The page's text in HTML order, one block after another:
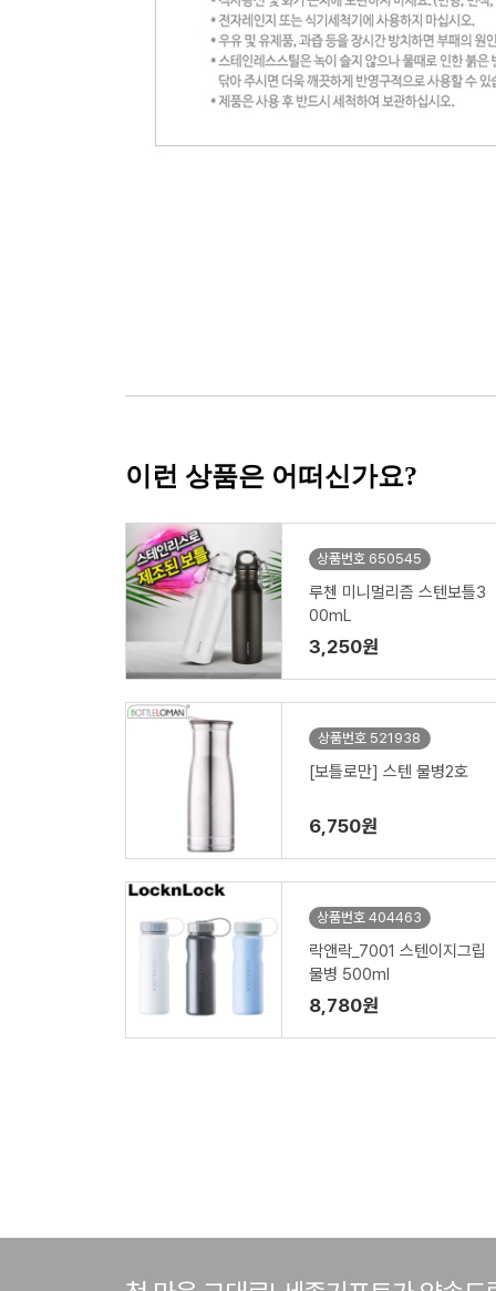
이런 상품은 어떠신가요?
상품번호 650545
루첸 미니멀리즘 스텐보틀3
00mL
3,250원
상품번호 521938
[보틀로만] 스텐 물병2호
6,750원
상품번호 404463
락앤락_7001 스텐이지그립
물병 500ml
8,780원